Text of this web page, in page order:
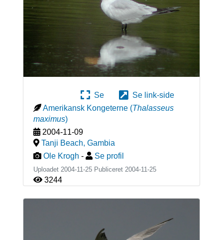
Se
Se link-side
Amerikansk Kongeterne (Thalasseus
maximus)
2004-11-09
Tanji Beach, Gambia
Ole Krogh - Se profil
Uploadet 2004-11-25 Publiceret 2004-11-25
3244